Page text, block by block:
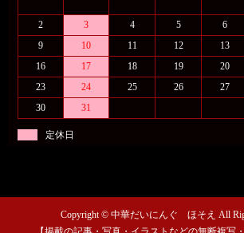
2
3 4 5 6
9
10 11 12 13
16
17 18 19 20
23
24 25 26 27
30
31
定休日
Copyright © 中華だいにんぐ ほそえ All